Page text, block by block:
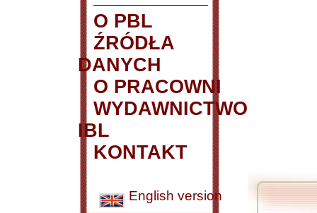
O PBL
ŹRÓDŁA
DANYCH
O PRACOWNI
WYDAWNICTWO
IBL
KONTAKT
English version